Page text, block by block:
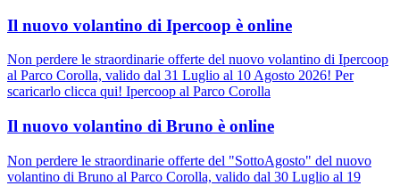
Il nuovo volantino di Ipercoop è online
Non perdere le straordinarie offerte del nuovo volantino di Ipercoop
al Parco Corolla, valido dal 31 Luglio al 10 Agosto 2026! Per
scaricarlo clicca qui! Ipercoop al Parco Corolla
Il nuovo volantino di Bruno è online
Non perdere le straordinarie offerte del "SottoAgosto" del nuovo
volantino di Bruno al Parco Corolla, valido dal 30 Luglio al 19